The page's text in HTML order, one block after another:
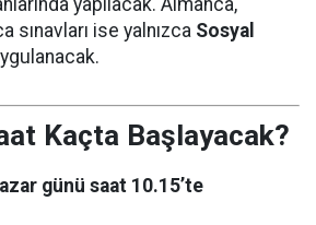
sınavları ise yalnızca Sosyal
Kaçta Başlayacak?
günü saat 10.15’te